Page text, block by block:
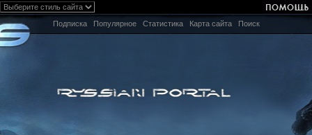
Подписка Популярное Статистика Карта сайта Поиск